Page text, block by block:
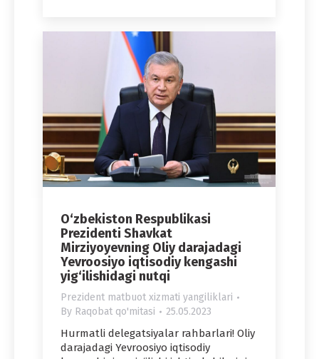
O‘zbekiston Respublikasi
Prezidenti Shavkat
Mirziyoyevning Oliy darajadagi
Yevroosiyo iqtisodiy kengashi
yig‘ilishidagi nutqi
Prezident matbuot xizmati yangiliklari
By Raqobat qo'mitasi 25.05.2023
Hurmatli delegatsiyalar rahbarlari! Oliy
darajadagi Yevroosiyo iqtisodiy